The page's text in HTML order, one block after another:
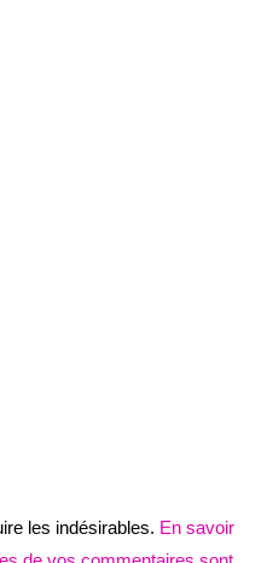
les indésirables. En savoir